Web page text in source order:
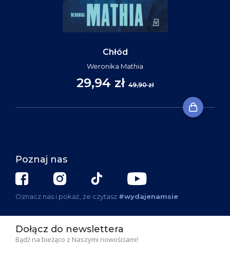
Chłód
Weronika Mathia
29,94 zł 49,90 zł
Poznaj nas
Oznacz nas i pokaż, że czytasz #wydajenamsie
Dołącz do newslettera
Bądź na bieżąco z Naszymi nowościami!